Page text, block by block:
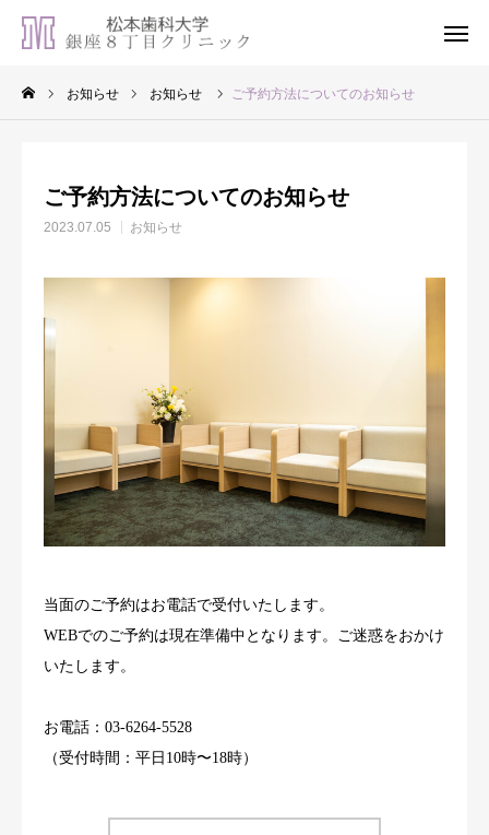
お知らせ お知らせ ご予約方法についてのお知らせ
ご予約方法についてのお知らせ
2023.07.05 お知らせ
当面のご予約はお電話で受付いたします。
WEBでのご予約は現在準備中となります。ご迷惑をおかけ
いたします。
お電話：03-6264-5528
（受付時間：平日10時〜18時）
アクセス 松本歯科大学病院
受診のご案内
歯科コラム
Q&A・お知らせ